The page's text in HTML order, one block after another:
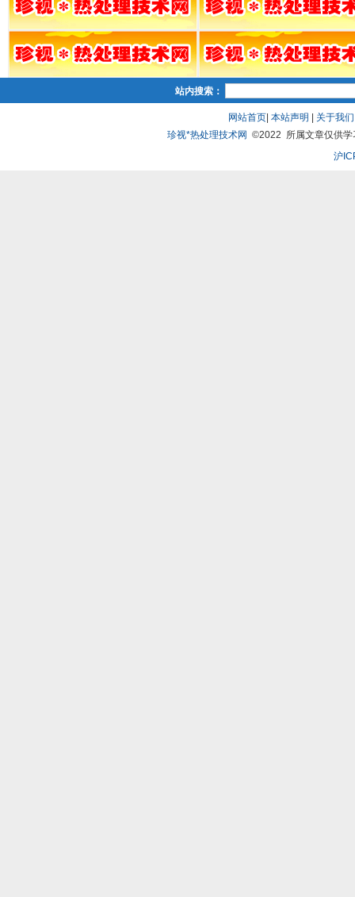
站内搜索：
网站首页| 本站声明 关于我们
珍视*热处理技术网 ©2022 所属文章仅供学
沪